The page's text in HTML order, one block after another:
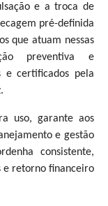
e a troca de
pré-definida
que atuam nessas
preventiva e
e certificados pela
uso, garante aos
e gestão
consistente,
e retorno financeiro